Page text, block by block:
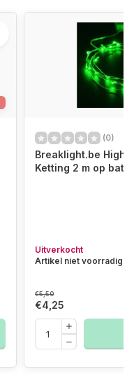
(0)
Breaklight.be
Ketting 2 m op
Uitverkocht
Artikel niet voorradig
€5,50
€4,25